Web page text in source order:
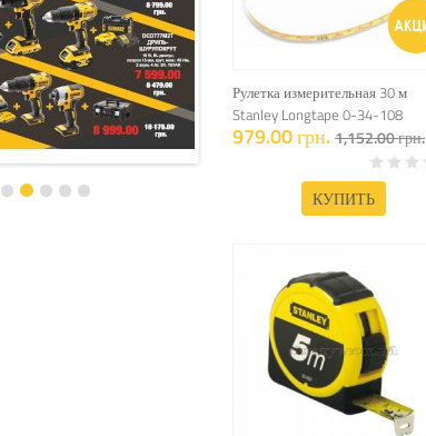
Рулетка измерительная 30 м
Stanley Longtape 0-34-108
979.00 грн.1,152.00 грн.
КУПИТЬ